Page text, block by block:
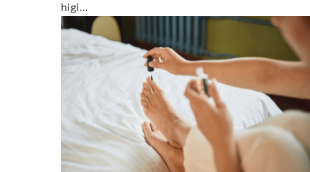
higi...